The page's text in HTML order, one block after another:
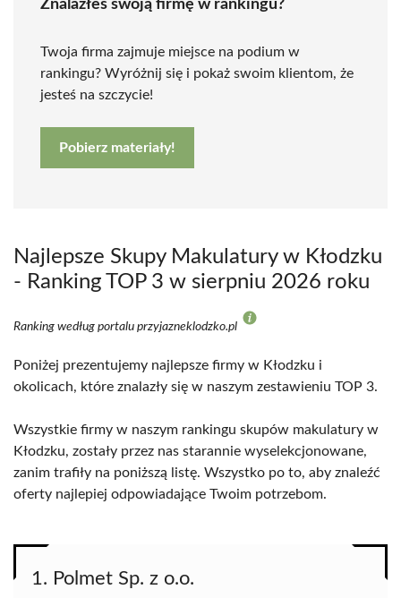
Znalazłeś swoją firmę w rankingu?
Twoja firma zajmuje miejsce na podium w
rankingu? Wyróżnij się i pokaż swoim klientom, że
jesteś na szczycie!
Pobierz materiały!
Najlepsze Skupy Makulatury w Kłodzku
- Ranking TOP 3 w sierpniu 2026 roku
Ranking według portalu przyjazneklodzko.pl
Poniżej prezentujemy najlepsze firmy w Kłodzku i
okolicach, które znalazły się w naszym zestawieniu TOP 3.
Wszystkie firmy w naszym rankingu skupów makulatury w
Kłodzku, zostały przez nas starannie wyselekcjonowane,
zanim trafiły na poniższą listę. Wszystko po to, aby znaleźć
oferty najlepiej odpowiadające Twoim potrzebom.
1. Polmet Sp. z o.o.